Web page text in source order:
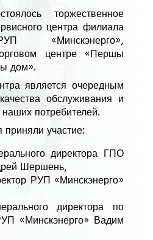
торжественное
центра филиала
«Минскэнерго»,
центре «Першы
дом».
является очередным
обслуживания и
наших потребителей.
участие:
директора ГПО
Шершень,
РУП «Минскэнерго»
директора по
«Минскэнерго» Вадим